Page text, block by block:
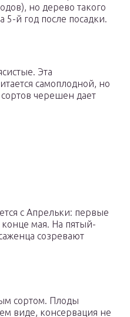
но дерево такого
5-й год после посадки.
Эта
самоплодной, но
черешен дает
с Апрельки: первые
мая. На пятый-
созревают
сортом. Плоды
виде, консервация не